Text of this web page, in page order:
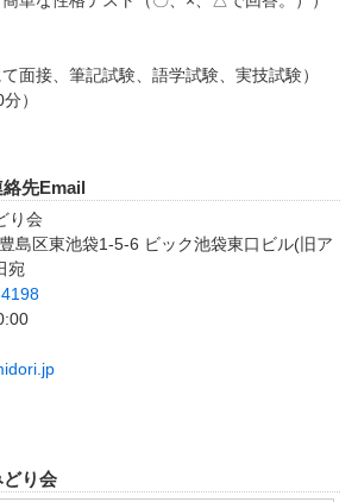
面接、筆記試験、語学試験、実技試験）
）
先Email
り会
島区東池袋1-5-6 ビック池袋東口ビル(旧ア
宛
り会